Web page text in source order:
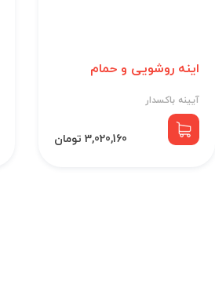
اینه روشویی و حمام
آیینه باکسدار
3,020,160 تومان